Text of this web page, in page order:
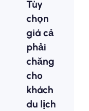
Tùy
chọn
giá cả
phải
chăng
cho
khách
du lịch